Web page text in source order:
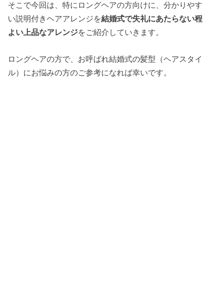
そこで今回は、特にロングヘアの方向けに、分かりやす
い説明付きヘアアレンジを結婚式で失礼にあたらない程
よい上品なアレンジをご紹介していきます。
ロングヘアの方で、お呼ばれ結婚式の髪型（ヘアスタイ
ル）にお悩みの方のご参考になれば幸いです。